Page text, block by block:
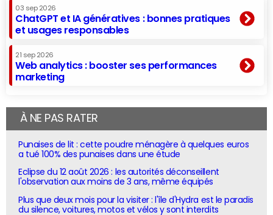
03 sep 2026
ChatGPT et IA génératives : bonnes pratiques
et usages responsables
21 sep 2026
Web analytics : booster ses performances
marketing
À NE PAS RATER
Punaises de lit : cette poudre ménagère à quelques euros
a tué 100% des punaises dans une étude
Eclipse du 12 août 2026 : les autorités déconseillent
l'observation aux moins de 3 ans, même équipés
Plus que deux mois pour la visiter : l'île d'Hydra est le paradis
du silence, voitures, motos et vélos y sont interdits